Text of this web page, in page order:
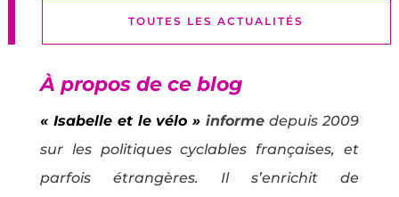
TOUTES LES ACTUALITÉS
À propos de ce blog
« Isabelle et le vélo » informe depuis 2009
sur les politiques cyclables françaises, et
parfois étrangères. Il s’enrichit de